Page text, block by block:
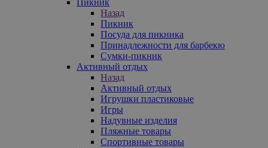
Назад
Пикник
Посуда для пикника
Принадлежности для барбекю
Сумки-пикник
Активный отдых
Назад
Активный отдых
Игрушки пластиковые
Игры
Надувные изделия
Пляжные товары
Спортивные товары